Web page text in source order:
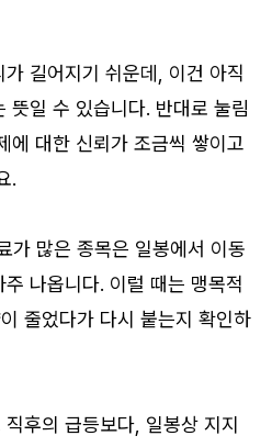
길어지기 쉬운데, 이건 아직
뜻일 수 있습니다. 반대로 눌림
에 대한 신뢰가 조금씩 쌓이고
.
가 많은 종목은 일봉에서 이동
나옵니다. 이럴 때는 맹목적
줄었다가 다시 붙는지 확인하
후의 급등보다, 일봉상 지지